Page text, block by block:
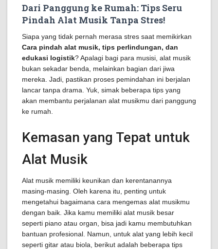
Dari Panggung ke Rumah: Tips Seru
Pindah Alat Musik Tanpa Stres!
Siapa yang tidak pernah merasa stres saat memikirkan
Cara pindah alat musik, tips perlindungan, dan
edukasi logistik? Apalagi bagi para musisi, alat musik
bukan sekadar benda, melainkan bagian dari jiwa
mereka. Jadi, pastikan proses pemindahan ini berjalan
lancar tanpa drama. Yuk, simak beberapa tips yang
akan membantu perjalanan alat musikmu dari panggung
ke rumah.
Kemasan yang Tepat untuk
Alat Musik
Alat musik memiliki keunikan dan kerentanannya
masing-masing. Oleh karena itu, penting untuk
mengetahui bagaimana cara mengemas alat musikmu
dengan baik. Jika kamu memiliki alat musik besar
seperti piano atau organ, bisa jadi kamu membutuhkan
bantuan profesional. Namun, untuk alat yang lebih kecil
seperti gitar atau biola, berikut adalah beberapa tips